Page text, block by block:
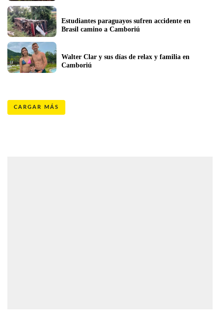
Estudiantes paraguayos sufren accidente en
Brasil camino a Camboriú
Walter Clar y sus días de relax y familia en
Camboriú
CARGAR MÁS